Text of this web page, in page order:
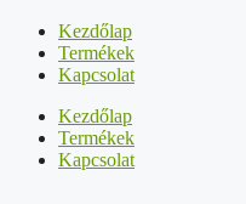
Kezdőlap
Termékek
Kapcsolat
Kezdőlap
Termékek
Kapcsolat